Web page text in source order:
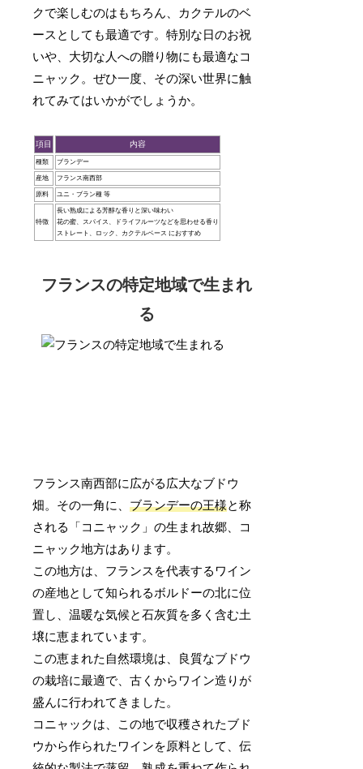
クで楽しむのはもちろん、カクテルのベ
ースとしても最適です。特別な日のお祝
いや、大切な人への贈り物にも最適なコ
ニャック。ぜひ一度、その深い世界に触
れてみてはいかがでしょうか。
項目 内容
種類 ブランデー
産地 フランス南西部
原料 ユニ・ブラン種 等
特徴
長い熟成による芳醇な香りと深い味わい
花の蜜、スパイス、ドライフルーツなどを思わせる香り
ストレート、ロック、カクテルベース におすすめ
フランスの特定地域で生まれ
る
フランス南西部に広がる広大なブドウ
畑。その一角に、ブランデーの王様と称
される「コニャック」の生まれ故郷、コ
ニャック地方はあります。
この地方は、フランスを代表するワイン
の産地として知られるボルドーの北に位
置し、温暖な気候と石灰質を多く含む土
壌に恵まれています。
この恵まれた自然環境は、良質なブドウ
の栽培に最適で、古くからワイン造りが
盛んに行われてきました。
コニャックは、この地で収穫されたブド
ウから作られたワインを原料として、伝